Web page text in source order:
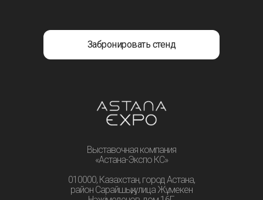
Выставочная компания
«Астана-Экспо КС»
010000, Казахстан, город Астана,
район Сарайшық, улица Жұмекен
Забронировать стенд